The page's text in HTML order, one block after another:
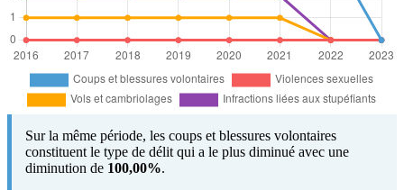
Sur la même période, les coups et blessures volontaires
constituent le type de délit qui a le plus diminué avec une
diminution de 100,00%.